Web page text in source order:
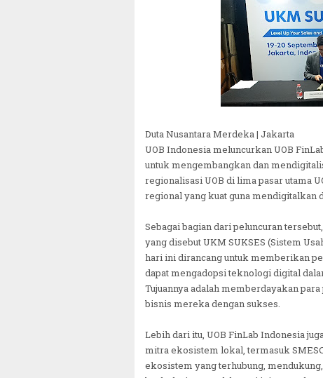
Duta Nusantara Merdeka | Jakarta
UOB Indonesia meluncurkan UOB
untuk mengembangkan dan
regionalisasi UOB di lima pasar utama
regional yang kuat guna
Sebagai bagian dari peluncuran
yang disebut UKM SUKSES (Sistem
hari ini dirancang untuk memberikan
dapat mengadopsi teknologi digital
Tujuannya adalah memberdayakan
bisnis mereka dengan sukses.
Lebih dari itu, UOB FinLab Indonesia
mitra ekosistem lokal, termasuk
ekosistem yang terhubung,